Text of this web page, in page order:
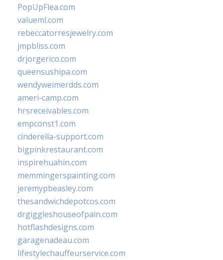
PopUpFlea.com
valueml.com
rebeccatorresjewelry.com
jmpbliss.com
drjorgerico.com
queensushipa.com
wendyweimerdds.com
ameri-camp.com
hrsreceivables.com
empconst1.com
cinderella-support.com
bigpinkrestaurant.com
inspirehuahin.com
memmingerspainting.com
jeremypbeasley.com
thesandwichdepotcos.com
drgiggleshouseofpain.com
hotflashdesigns.com
garagenadeau.com
lifestylechauffeurservice.com